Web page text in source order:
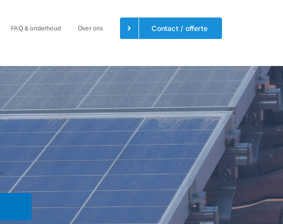
FAQ & onderhoud Over ons Contact / offerte